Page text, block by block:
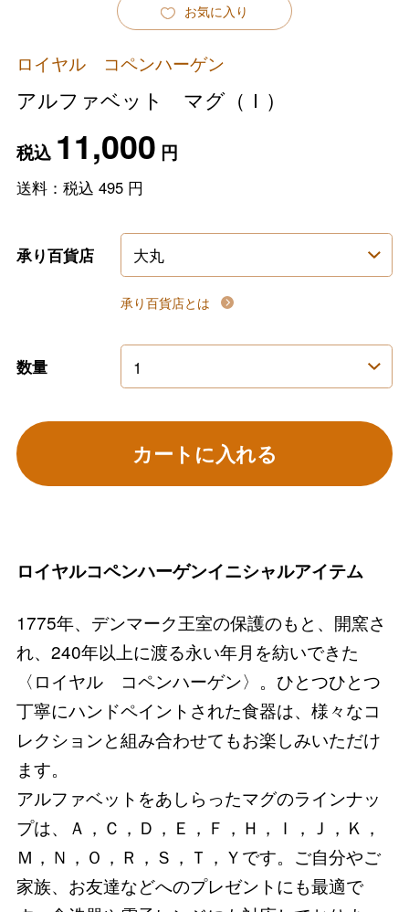
お気に入り
ロイヤル コペンハーゲン
アルファベット マグ（Ｉ）
税込 11,000 円
送料：税込 495円
承り百貨店
承り百貨店とは
数量
カートに入れる
ロイヤルコペンハーゲンイニシャルアイテム
1775年、デンマーク王室の保護のもと、開窯さ
れ、240年以上に渡る永い年月を紡いできた
〈ロイヤル コペンハーゲン〉。ひとつひとつ
丁寧にハンドペイントされた食器は、様々なコ
レクションと組み合わせてもお楽しみいただけ
ます。
アルファベットをあしらったマグのラインナッ
プは、Ａ，Ｃ，Ｄ，Ｅ，Ｆ，Ｈ，Ｉ，Ｊ，Ｋ，
Ｍ，Ｎ，Ｏ，Ｒ，Ｓ，Ｔ，Ｙです。ご自分やご
家族、お友達などへのプレゼントにも最適で